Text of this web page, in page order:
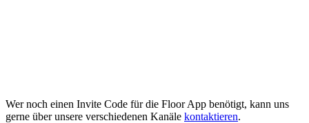
Wer noch einen Invite Code für die Floor App benötigt, kann uns
gerne über unsere verschiedenen Kanäle kontaktieren.